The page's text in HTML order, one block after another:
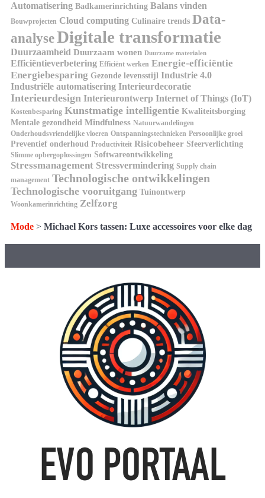
Automatisering Badkamerinrichting Balans vinden
Bouwprojecten Cloud computing Culinaire trends Data-
analyseDigitale transformatie
Duurzaamheid Duurzaam wonen Duurzame materialen
Efficiëntieverbetering Efficiënt werken Energie-efficiëntie
Energiebesparing Gezonde levensstijl Industrie 4.0
Industriële automatisering Interieurdecoratie
Interieurdesign Interieurontwerp Internet of Things (IoT)
Kostenbesparing Kunstmatige intelligentie Kwaliteitsborging
Mentale gezondheid Mindfulness Natuurwandelingen
Onderhoudsvriendelijke vloeren Ontspanningstechnieken Persoonlijke groei
Preventief onderhoud Productiviteit Risicobeheer Sfeerverlichting
Slimme opbergoplossingen Softwareontwikkeling
Stressmanagement Stressvermindering Supply chain
management Technologische ontwikkelingen
Technologische vooruitgang Tuinontwerp
Woonkamerinrichting Zelfzorg
Mode > Michael Kors tassen: Luxe accessoires voor elke dag